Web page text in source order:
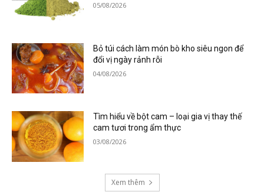
05/08/2026
Bỏ túi cách làm món bò kho siêu ngon để
đổi vị ngày rảnh rỗi
04/08/2026
Tìm hiểu về bột cam – loại gia vị thay thế
cam tươi trong ẩm thực
03/08/2026
Xem thêm